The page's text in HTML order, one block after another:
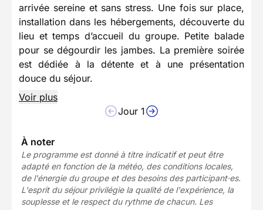
arrivée sereine et sans stress. Une fois sur place,
installation dans les hébergements, découverte du
lieu et temps d’accueil du groupe. Petite balade
pour se dégourdir les jambes. La première soirée
est dédiée à la détente et à une présentation
douce du séjour.
Voir plus
Jour 1
À noter
Le programme est donné à titre indicatif et peut être
adapté en fonction de la météo, des conditions locales,
de l'énergie du groupe et des besoins des participant·es.
L'esprit du séjour privilégie la qualité de l'expérience, la
souplesse et le respect du rythme de chacun. Les